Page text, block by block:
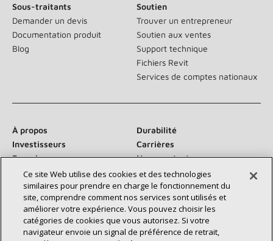
Sous-traitants
Demander un devis
Documentation produit
Blog
Soutien
Trouver un entrepreneur
Soutien aux ventes
Support technique
Fichiers Revit
Services de comptes nationaux
À propos
Durabilité
Investisseurs
Carrières
Fournisseurs
Nous contacter
Salle de presse
Communiquez avec nous :
Ce site Web utilise des cookies et des technologies
similaires pour prendre en charge le fonctionnement du
site, comprendre comment nos services sont utilisés et
améliorer votre expérience. Vous pouvez choisir les
catégories de cookies que vous autorisez. Si votre
navigateur envoie un signal de préférence de retrait,